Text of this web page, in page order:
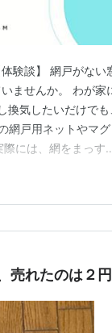
験談】 網戸がない
ませんか。 わが家
気したいだけでも
網戸用ネットやマグ
には、網をまっす
合わせて注文できる
れたのは２円